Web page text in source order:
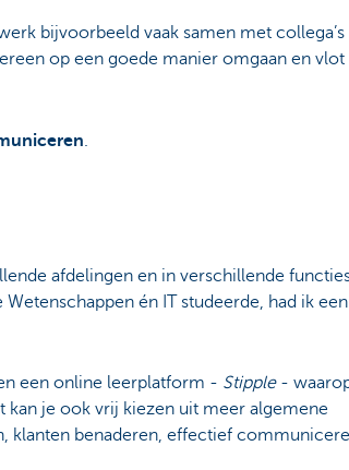
bijvoorbeeld vaak samen met collega’s
op een goede manier omgaan en vlot
afdelingen en in verschillende
én IT studeerde, had ik een
een online leerplatform - Stipple -
kan je ook vrij kiezen uit meer algemene
klanten benaderen, effectief